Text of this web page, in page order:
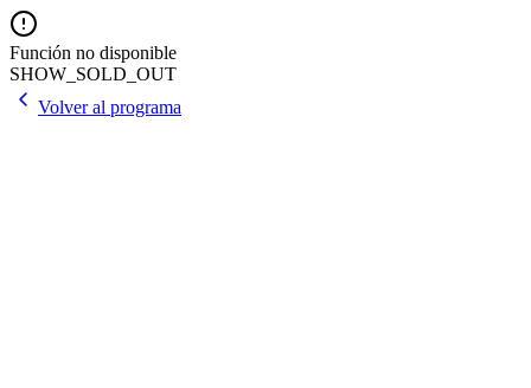
Función no disponible
SHOW_SOLD_OUT
Volver al programa